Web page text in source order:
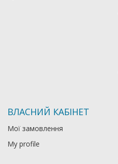
ВЛАСНИЙ КАБІНЕТ
Мої замовлення
My profile